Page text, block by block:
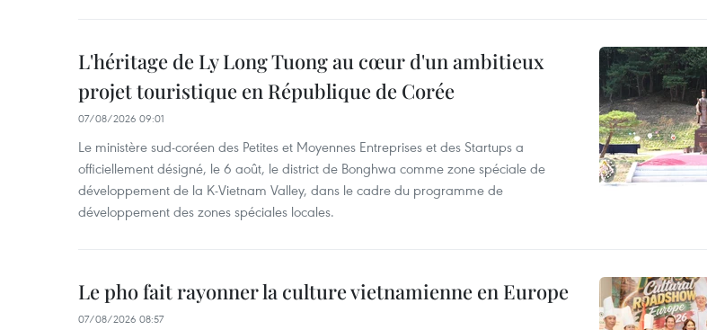
L'héritage de Ly Long Tuong au cœur d'un ambitieux
projet touristique en République de Corée
07/08/2026 09:01
Le ministère sud-coréen des Petites et Moyennes Entreprises et des Startups a
officiellement désigné, le 6 août, le district de Bonghwa comme zone spéciale de
développement de la K-Vietnam Valley, dans le cadre du programme de
développement des zones spéciales locales.
Le pho fait rayonner la culture vietnamienne en Europe
07/08/2026 08:57